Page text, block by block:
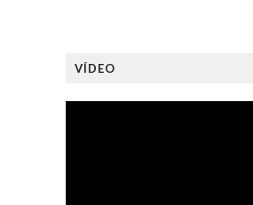
VÍDEO